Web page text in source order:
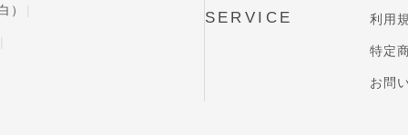
） SERVICE 利用
特定
お問